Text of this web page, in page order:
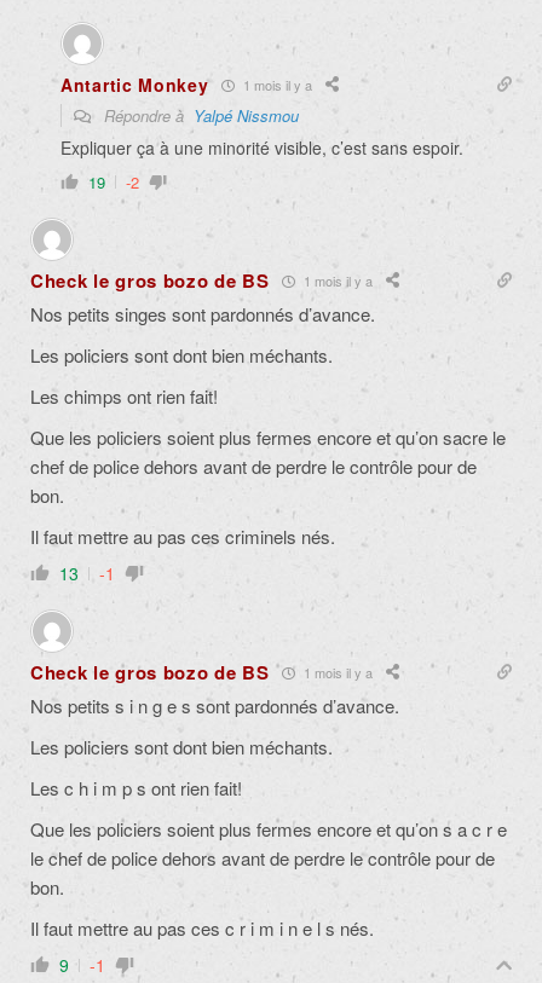
Antartic Monkey 1 mois il y a
Répondre à Yalpé Nissmou
Expliquer ça à une minorité visible, c’est sans espoir.
19 -2
Check le gros bozo de BS 1 mois il y a
Nos petits singes sont pardonnés d’avance.
Les policiers sont dont bien méchants.
Les chimps ont rien fait!
Que les policiers soient plus fermes encore et qu’on sacre le
chef de police dehors avant de perdre le contrôle pour de
bon.
Il faut mettre au pas ces criminels nés.
13 -1
Check le gros bozo de BS 1 mois il y a
Nos petits s i n g e s sont pardonnés d’avance.
Les policiers sont dont bien méchants.
Les c h i m p s ont rien fait!
Que les policiers soient plus fermes encore et qu’on s a c r e
le chef de police dehors avant de perdre le contrôle pour de
bon.
Il faut mettre au pas ces c r i m i n e l s nés.
9 -1